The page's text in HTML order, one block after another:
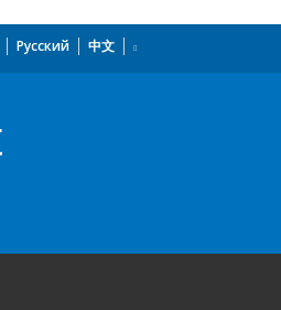
Русский 中文